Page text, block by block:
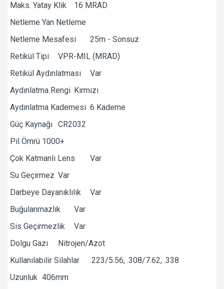
Maks. Yatay Klik
16 MRAD
Netleme Yan Netleme
Netleme Mesafesi
25m - Sonsuz
Retikül Tipi
VPR-MIL (MRAD)
Retikül Aydınlatması
Var
Aydınlatma Rengi Kırmızı
Aydınlatma Kademesi 6 Kademe
Güç Kaynağı CR2032
Pil Ömrü 1000+
Çok Katmanlı Lens
Var
Su Geçirmez Var
Darbeye Dayanıklılık
Var
Buğulanmazlık
Var
Sis Geçirmezlik
Var
Dolgu Gazı
Nitrojen/Azot
Kullanılabilir Silahlar
.223/5.56, .308/7.62, .338
Uzunluk 406mm